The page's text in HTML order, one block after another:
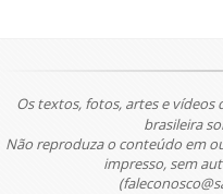
Os textos, fotos, artes e vídeos
brasileira
Não reproduza o conteúdo em
impresso, sem